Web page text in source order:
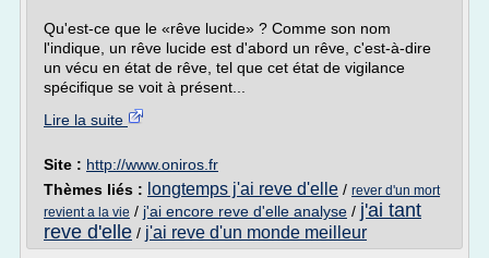
Qu'est-ce que le «rêve lucide» ? Comme son nom
l'indique, un rêve lucide est d'abord un rêve, c'est-à-dire
un vécu en état de rêve, tel que cet état de vigilance
spécifique se voit à présent...
Lire la suite
Site : http://www.oniros.fr
Thèmes liés : longtemps j'ai reve d'elle / rever d'un mort
revient a la vie / j'ai encore reve d'elle analyse / j'ai tant
reve d'elle / j'ai reve d'un monde meilleur